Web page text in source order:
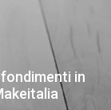
in